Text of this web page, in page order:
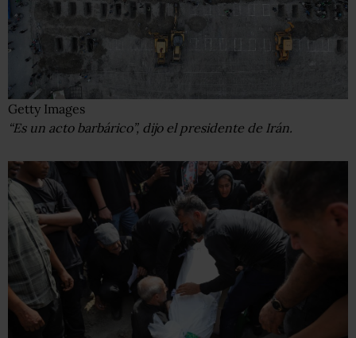
Getty Images
“Es un acto barbárico”, dijo el presidente de Irán.